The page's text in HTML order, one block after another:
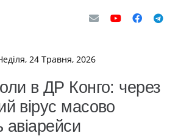
24 Травня, 2026
в ДР Конго: через
вірус масово
авіарейси